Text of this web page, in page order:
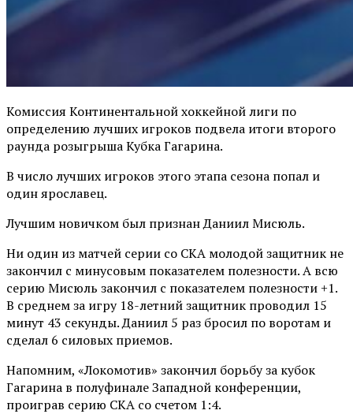
Комиссия Континентальной хоккейной лиги по
определению лучших игроков подвела итоги второго
раунда розыгрыша Кубка Гагарина.
В число лучших игроков этого этапа сезона попал и
один ярославец.
Лучшим новичком был признан Даниил Мисюль.
Ни один из матчей серии со СКА молодой защитник не
закончил с минусовым показателем полезности. А всю
серию Мисюль закончил с показателем полезности +1.
В среднем за игру 18-летний защитник проводил 15
минут 43 секунды. Даниил 5 раз бросил по воротам и
сделал 6 силовых приемов.
Напомним, «Локомотив» закончил борьбу за кубок
Гагарина в полуфинале Западной конференции,
проиграв серию СКА со счетом 1:4.